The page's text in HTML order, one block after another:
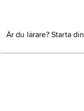
Är du lärare? Starta